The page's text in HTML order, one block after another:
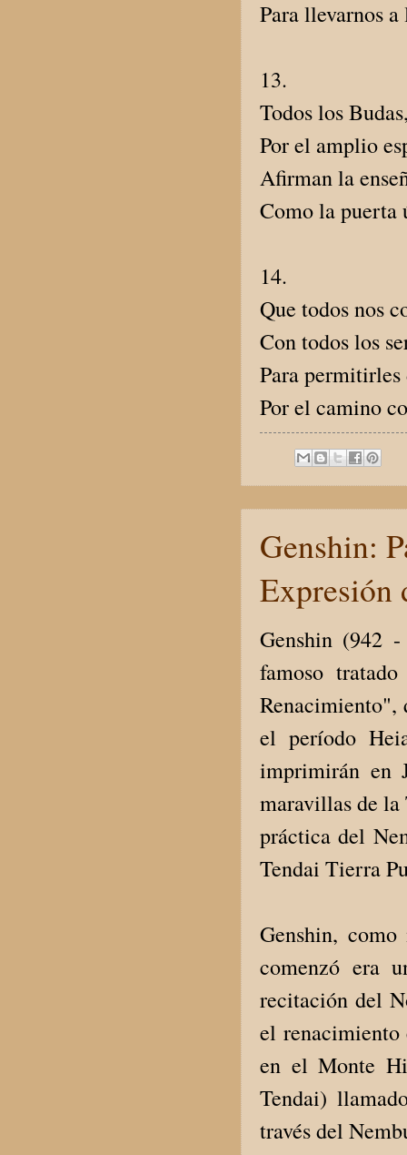
Para llevarnos
13.
Todos los
Por el amplio
Afirman la
Como la
14.
Que todos nos
Con todos los
Para
Por el camino
Genshin:
Expresión
Genshin (942
famoso
Renacimiento",
el período
imprimirán en
maravillas de la
práctica del
Tendai Tierra
Genshin,
comenzó era
recitación del
el renacimiento
en el Monte
Tendai)
través del